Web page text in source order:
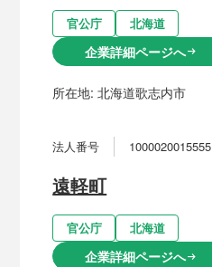
官公庁 北海道
企業詳細ページへarrow_right_alt
所在地:北海道歌志内市
法人番号 1000020015555
遠軽町
官公庁 北海道
企業詳細ページへarrow_right_alt